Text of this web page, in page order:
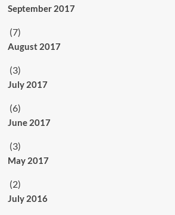
September 2017
(7)
August 2017
(3)
July 2017
(6)
June 2017
(3)
May 2017
(2)
July 2016